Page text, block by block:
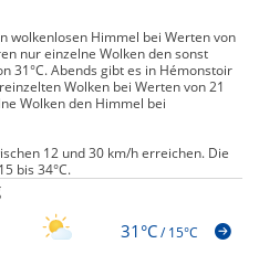
wolkenlosen Himmel bei Werten von
nur einzelne Wolken den sonst
31°C. Abends gibt es in Hémonstoir
Wolken bei Werten von 21
Wolken den Himmel bei
12 und 30 km/h erreichen. Die
bis 34°C.
31°C/15°C